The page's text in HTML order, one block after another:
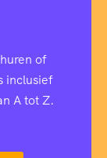
of
inclusief
A tot Z.